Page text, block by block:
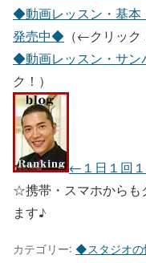
◆動画レッスン・基本
発売中◆ （←クリック
◆動画レッスン・サ
ク！）
←１日１回１
☆携帯・スマホからも
ます♪
カテゴリー: ◆スタジオの